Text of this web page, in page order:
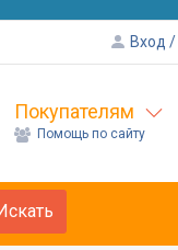
Вход
Покупателям
Помощь по сайту